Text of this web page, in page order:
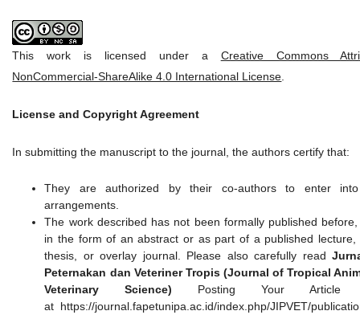
This work is licensed under a Creative Commons
NonCommercial-ShareAlike 4.0 International License
License and Copyright Agreement
In submitting the manuscript to the journal, the authors certify that:
They are authorized by their co-authors to enter
arrangements.
The work described has not been formally published
in the form of an abstract or as part of a published lecture,
thesis, or overlay journal. Please also carefully read
Peternakan dan Veteriner Tropis (Journal of Tropical
Veterinary Science) Posting Your Article
at https://journal.fapetunipa.ac.id/index.php/JIPVET/